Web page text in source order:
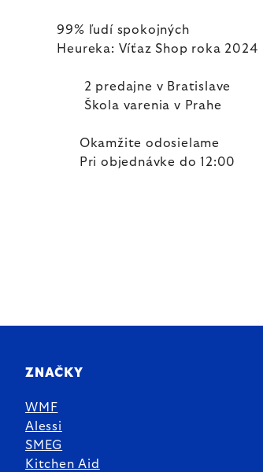
99% ľudí spokojných
Heureka: Víťaz Shop roka 2024
2 predajne v Bratislave
Škola varenia v Prahe
Okamžite odosielame
Pri objednávke do 12:00
ZNAČKY
WMF
Alessi
SMEG
Kitchen Aid